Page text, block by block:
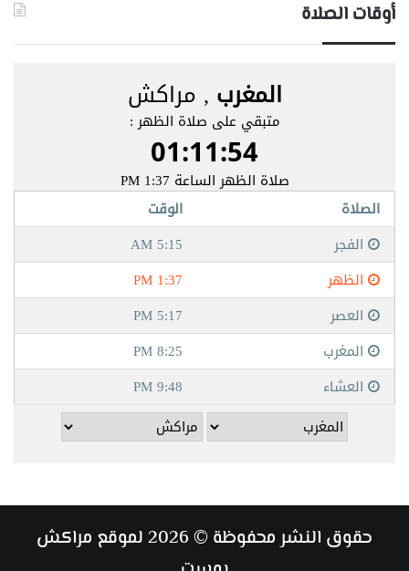
أوقات الصلاة
حقوق النشر محفوظة © 2026 لموقع مراكش